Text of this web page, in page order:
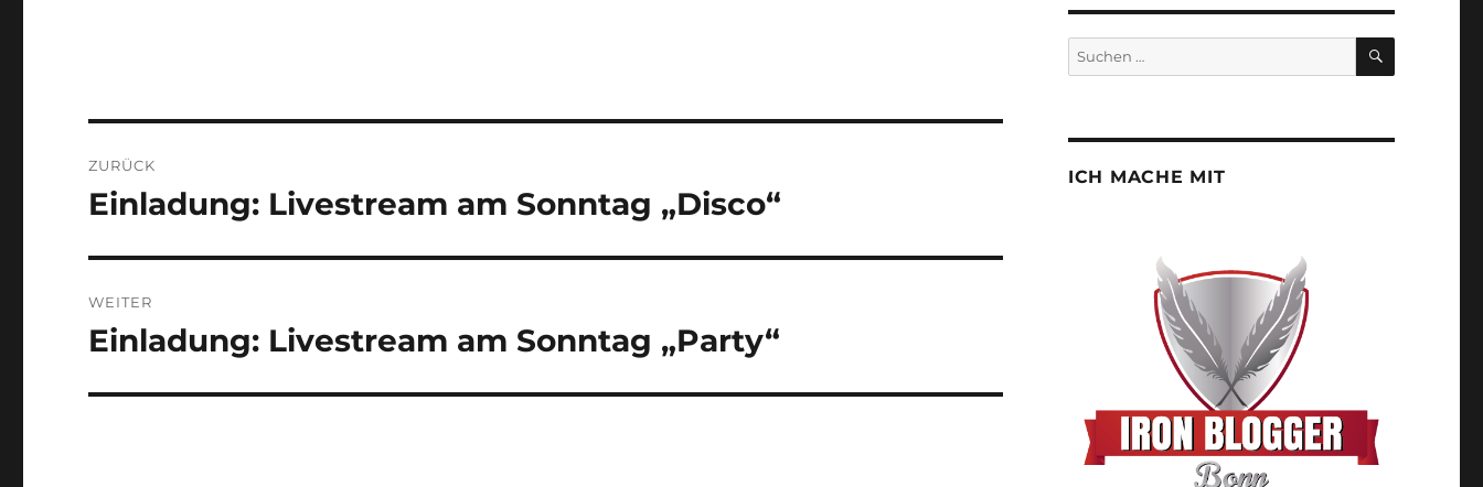
ZURÜCK
Vorheriger
Einladung: Livestream am Sonntag „Disco“
WEITER
Nächster
Einladung: Livestream am Sonntag „Party“
Suchen
nach:
SUCHEN
ICH MACHE MIT